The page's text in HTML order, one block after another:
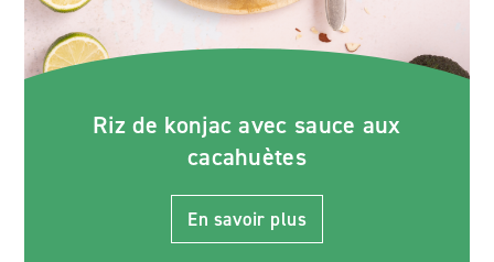
Riz de konjac avec sauce aux
cacahuètes
En savoir plus